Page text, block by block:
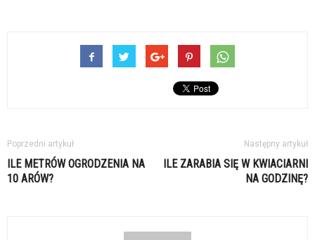
Poprzedni artykuł
ILE METRÓW OGRODZENIA NA
10 ARÓW?
Następny artykuł
ILE ZARABIA SIĘ W KWIACIARNI
NA GODZINĘ?